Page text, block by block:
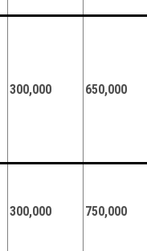
300,000 650,000
300,000 750,000